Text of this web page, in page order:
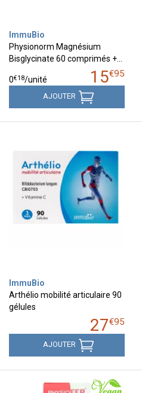
ImmuBio
Physionorm Magnésium
Bisglycinate 60 comprimés +…
15€95
0€18/unité
AJOUTER
ImmuBio
Arthélio mobilité articulaire 90
gélules
27€95
AJOUTER